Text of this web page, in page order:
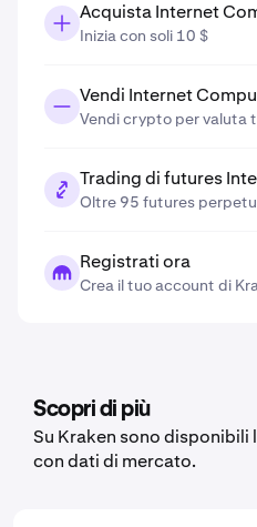
Acquista Internet
Inizia con soli 10 $
Vendi Internet
Vendi crypto per valuta
Trading di futures
Oltre 95 futures
Registrati ora
Crea il tuo account di
Scopri di più
Su Kraken sono
con dati di mercato.